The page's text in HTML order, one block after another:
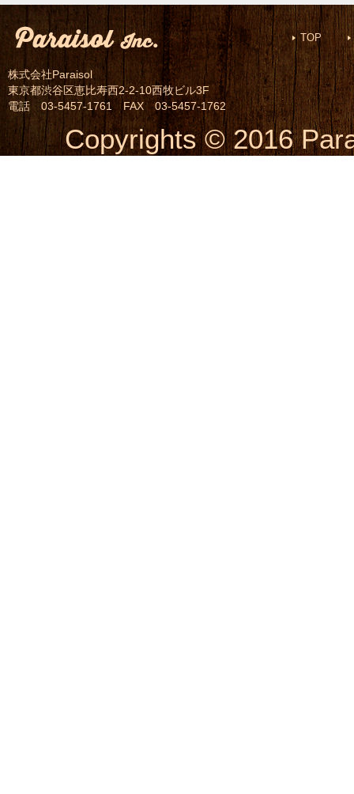
TOP
株式会社Paraisol
東京都渋谷区恵比寿西2-2-10西牧ビル3F
電話 03-5457-1761 FAX 03-5457-1762
Copyrights © 2016